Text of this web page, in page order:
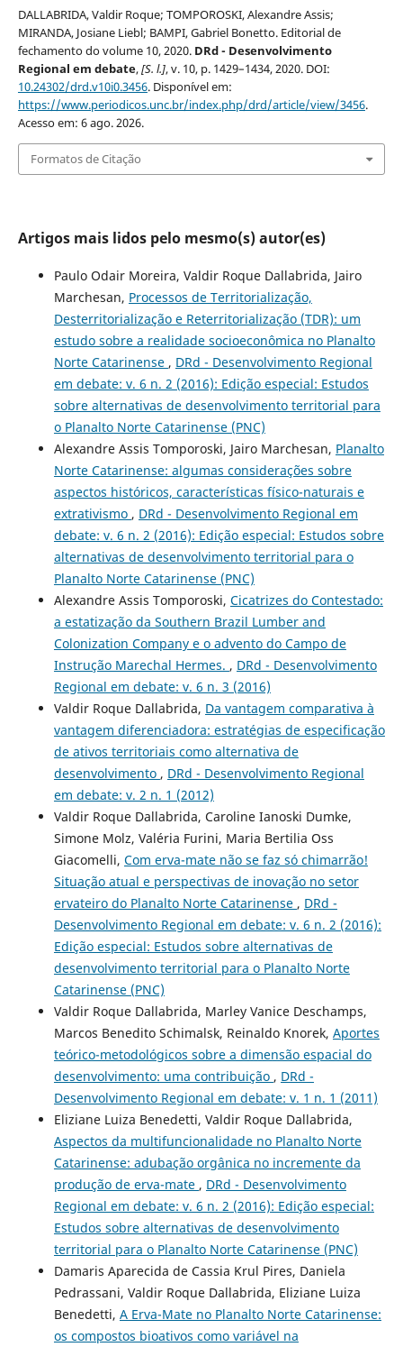
DALLABRIDA, Valdir Roque; TOMPOROSKI, Alexandre Assis;
MIRANDA, Josiane Liebl; BAMPI, Gabriel Bonetto. Editorial de
fechamento do volume 10, 2020. DRd - Desenvolvimento
Regional em debate,[S. l.], v. 10, p. 1429–1434, 2020. DOI:
10.24302/drd.v10i0.3456. Disponível em:
https://www.periodicos.unc.br/index.php/drd/article/view/3456.
Acesso em: 6 ago. 2026.
Formatos de Citação
Artigos mais lidos pelo mesmo(s) autor(es)
Paulo Odair Moreira, Valdir Roque Dallabrida, Jairo
Marchesan, Processos de Territorialização,
Desterritorialização e Reterritorialização (TDR): um
estudo sobre a realidade socioeconômica no Planalto
Norte Catarinense , DRd - Desenvolvimento Regional
em debate: v. 6 n. 2 (2016): Edição especial: Estudos
sobre alternativas de desenvolvimento territorial para
o Planalto Norte Catarinense (PNC)
Alexandre Assis Tomporoski, Jairo Marchesan, Planalto
Norte Catarinense: algumas considerações sobre
aspectos históricos, características físico-naturais e
extrativismo , DRd - Desenvolvimento Regional em
debate: v. 6 n. 2 (2016): Edição especial: Estudos sobre
alternativas de desenvolvimento territorial para o
Planalto Norte Catarinense (PNC)
Alexandre Assis Tomporoski, Cicatrizes do Contestado:
a estatização da Southern Brazil Lumber and
Colonization Company e o advento do Campo de
Instrução Marechal Hermes. , DRd - Desenvolvimento
Regional em debate: v. 6 n. 3 (2016)
Valdir Roque Dallabrida, Da vantagem comparativa à
vantagem diferenciadora: estratégias de especificação
de ativos territoriais como alternativa de
desenvolvimento , DRd - Desenvolvimento Regional
em debate: v. 2 n. 1 (2012)
Valdir Roque Dallabrida, Caroline Ianoski Dumke,
Simone Molz, Valéria Furini, Maria Bertilia Oss
Giacomelli, Com erva-mate não se faz só chimarrão!
Situação atual e perspectivas de inovação no setor
ervateiro do Planalto Norte Catarinense , DRd -
Desenvolvimento Regional em debate: v. 6 n. 2 (2016):
Edição especial: Estudos sobre alternativas de
desenvolvimento territorial para o Planalto Norte
Catarinense (PNC)
Valdir Roque Dallabrida, Marley Vanice Deschamps,
Marcos Benedito Schimalsk, Reinaldo Knorek, Aportes
teórico-metodológicos sobre a dimensão espacial do
desenvolvimento: uma contribuição , DRd -
Desenvolvimento Regional em debate: v. 1 n. 1 (2011)
Eliziane Luiza Benedetti, Valdir Roque Dallabrida,
Aspectos da multifuncionalidade no Planalto Norte
Catarinense: adubação orgânica no incremente da
produção de erva-mate , DRd - Desenvolvimento
Regional em debate: v. 6 n. 2 (2016): Edição especial:
Estudos sobre alternativas de desenvolvimento
territorial para o Planalto Norte Catarinense (PNC)
Damaris Aparecida de Cassia Krul Pires, Daniela
Pedrassani, Valdir Roque Dallabrida, Eliziane Luiza
Benedetti, A Erva-Mate no Planalto Norte Catarinense:
os compostos bioativos como variável na